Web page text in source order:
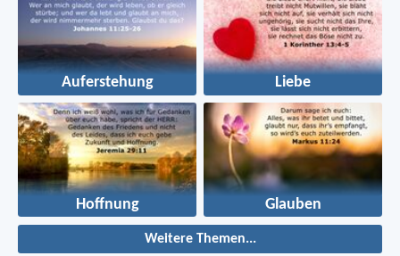
Auferstehung Liebe
Hoffnung Glauben
Weitere Themen...